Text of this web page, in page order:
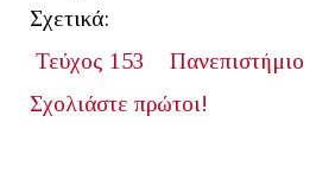
Σχετικά:
Τεύχος 153
Πανεπιστήμιο
Σχολιάστε πρώτοι!